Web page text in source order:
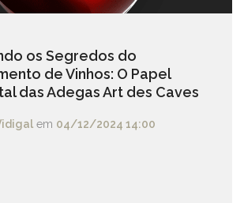
os Segredos do
de Vinhos: O Papel
das Adegas Art des Caves
em 04/12/2024 14:00